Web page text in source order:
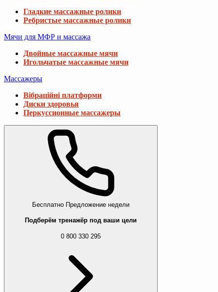
Гладкие массажные ролики
Ребристые массажные ролики
Мячи для МФР и массажа
Двойные массажные мячи
Игольчатые массажные мячи
Массажеры
Вібраційні платформи
Диски здоровья
Перкуссионные массажеры
Бесплатно Предложение недели
Подберём тренажёр под ваши цели
0 800 330 295